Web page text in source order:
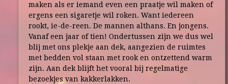
maken als er iemand even een praatje wil maken of
ergens een sigaretje wil roken. Want iedereen
rookt, ie-de-reen. De mannen althans. En jongens.
Vanaf een jaar of tien! Ondertussen zijn we dus wel
blij met ons plekje aan dek, aangezien de ruimtes
met bedden vol staan met rook en ontzettend warm
zijn. Aan dek blijft het vooral bij regelmatige
bezoekjes van kakkerlakken.